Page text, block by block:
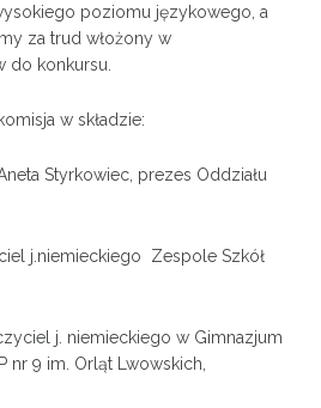
poziomu językowego, a
za trud włożony w
do konkursu.
w składzie:
Styrkowiec, prezes Oddziału
j.niemieckiego Zespole Szkół
j. niemieckiego w Gimnazjum
nr 9 im. Orląt Lwowskich,